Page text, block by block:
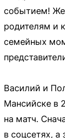
событием!
родителям и
семейных
Василий и
Мансийске в
на матч.
в соцсетях, а